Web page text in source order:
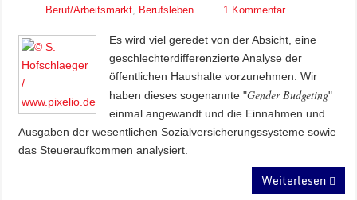
Beruf/Arbeitsmarkt, Berufsleben 1 Kommentar
Es wird viel geredet von der Absicht, eine
geschlechterdifferenzierte Analyse der
öffentlichen Haushalte vorzunehmen. Wir
haben dieses sogenannte "Gender Budgeting"
einmal angewandt und die Einnahmen und
Ausgaben der wesentlichen Sozialversicherungssysteme sowie
das Steueraufkommen analysiert.
Weiterlesen